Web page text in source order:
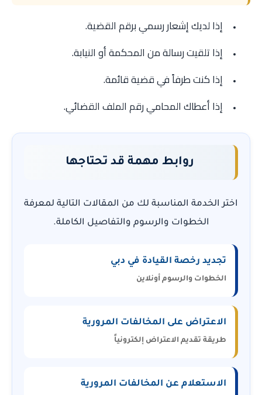
إذا لديك إشعار رسمي برقم القضية.
إذا تلقيت رسالة من المحكمة أو النيابة.
إذا كنت طرفاً في قضية قائمة.
إذا أعطاك المحامي رقم الملف القضائي.
روابط مهمة قد تحتاجها
اختر الخدمة المناسبة لك من المقالات التالية لمعرفة
الخطوات والرسوم والتفاصيل الكاملة.
تجديد رخصة القيادة في دبي
الخطوات والرسوم أونلاين
الاعتراض على المخالفات المرورية
طريقة تقديم الاعتراض إلكترونياً
الاستعلام عن المخالفات المرورية